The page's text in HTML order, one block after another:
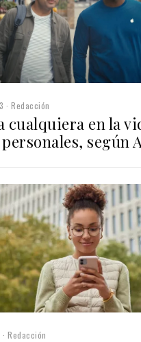
Redacción
cualquiera en la
según
Redacción